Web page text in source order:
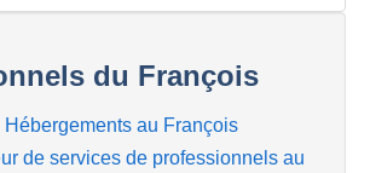
du François
Hébergements au François
de services de professionnels au